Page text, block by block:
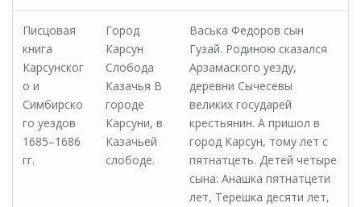
Писцовая
книга
Карсунског
о и
Симбирско
го уездов
1685–1686
гг.
Город
Карсун
Слобода
Казачья В
городе
Карсуни, в
Казачьей
слободе.
Васька Федоров сын
Гузай. Родиною сказался
Арзамаского уезду,
деревни Сычесевы
великих государей
крестьянин. А пришол в
город Карсун, тому лет с
пятнатцеть. Детей четыре
сына: Анашка пятнатцети
лет, Терешка десяти лет,